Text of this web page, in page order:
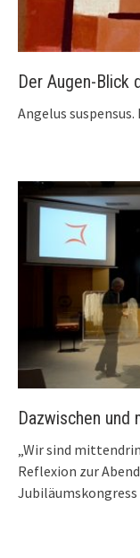
Der Augen-Blick
Angelus suspensus.
Dazwischen und
„Wir sind
Reflexion zur